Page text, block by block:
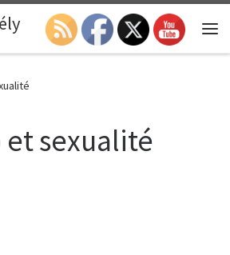
Search
sexualité